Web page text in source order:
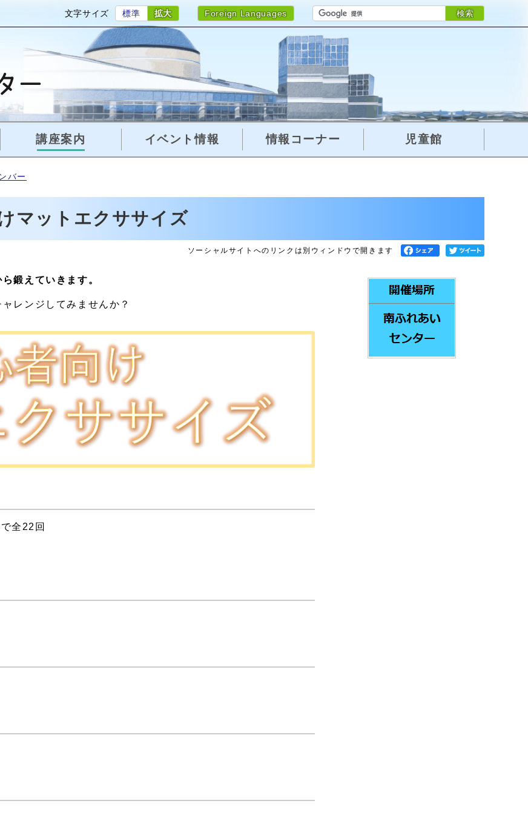
文字サイズ 標準 拡大 Foreign Languages 検索
講座案内 イベント情報 情報コーナー 児童館
バー
マットエクササイズ
ソーシャルサイトへのリンクは別ウィンドウで開きます
鍛えていきます。
ャレンジしてみませんか？
全22回